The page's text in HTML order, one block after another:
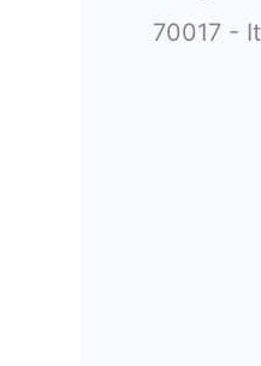
70017 -